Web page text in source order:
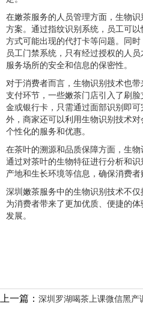
在嫩茶服务的人员管理方面，生物
方案。通过指纹识别系统，员工可
方式可能出现的代打卡等问题。同
员工门禁系统，只有经过授权的人
服务场所的安全和信息的保密性。
对于消费者而言，生物识别技术也
支付环节，一些嫩茶门店引入了刷
金或银行卡，只需通过面部识别即
外，商家还可以利用生物识别技术
个性化的服务和优惠。
在茶叶的溯源和品质保障方面，生物
通过对茶叶的生物特征进行分析和识
产地和生长环境等信息，确保消费者
深圳嫩茶服务中的生物识别技术不
为消费者带来了更加优质、便捷的
发展。
上一篇： 深圳罗湖喝茶上课微信黑产